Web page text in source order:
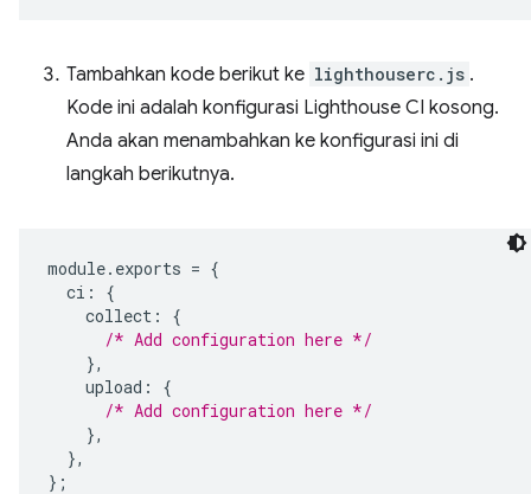
Tambahkan kode berikut ke lighthouserc.js .
Kode ini adalah konfigurasi Lighthouse CI kosong.
Anda akan menambahkan ke konfigurasi ini di
langkah berikutnya.
module. exports = {
ci :
{
collect :
{
/* Add configuration here */
},
upload :
{
/* Add configuration here */
},
},
};